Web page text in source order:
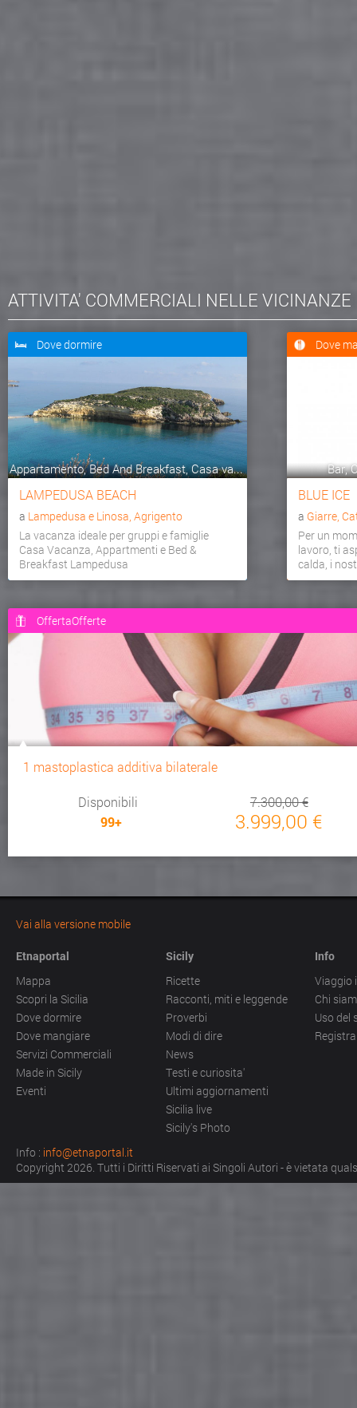
ATTIVITA' COMMERCIALI NELLE VICINANZE
Dove dormire
Appartamento, Bed And Breakfast, Casa va...
LAMPEDUSA BEACH
a Lampedusa e Linosa, Agrigento
La vacanza ideale per gruppi e famiglie
Casa Vacanza, Appartmenti e Bed &
Breakfast Lampedusa
Dove
Bar,
BLUE ICE
a Giarre,
Per un
lavoro, ti
calda, i
OffertaOfferte
1 mastoplastica additiva bilaterale
Disponibili
99+
7.300,00 €
3.999,00 €
Vai alla versione mobile
Etnaportal
Mappa
Scopri la Sicilia
Dove dormire
Dove mangiare
Servizi Commerciali
Made in Sicily
Eventi
Sicily
Ricette
Racconti, miti e leggende
Proverbi
Modi di dire
News
Testi e curiosita'
Ultimi aggiornamenti
Sicilia live
Sicily's Photo
Info
Viaggio
Chi
Uso del
Info : info@etnaportal.it
Copyright 2026. Tutti i Diritti Riservati ai Singoli Autori - è vietata